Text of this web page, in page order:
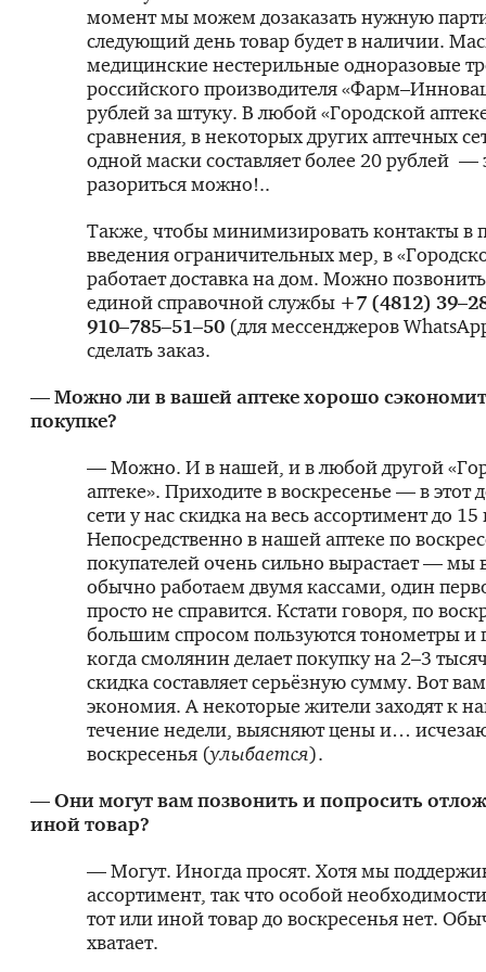
момент мы можем дозаказать нужную
следующий день товар будет в наличии.
медицинские нестерильные одноразовые
российского производителя
рублей за штуку. В любой «Городской
сравнения, в некоторых других аптечных
одной маски составляет более 20 рублей —
разориться можно!..
Также, чтобы минимизировать контакты в
введения ограничительных мер, в
работает доставка на дом. Можно
единой справочной службы +7 (4812)
910–785–51–50 (для мессенджеров
сделать заказ.
— Можно ли в вашей аптеке хорошо
покупке?
— Можно. И в нашей, и в любой другой
аптеке». Приходите в воскресенье — в этот
сети у нас скидка на весь ассортимент до
Непосредственно в нашей аптеке по
покупателей очень сильно вырастает — мы
обычно работаем двумя кассами, один
просто не справится. Кстати говоря, по
большим спросом пользуются тонометры
когда смолянин делает покупку на 2–3
скидка составляет серьёзную сумму. Вот
экономия. А некоторые жители заходят к
течение недели, выясняют цены и…
воскресенья (улыбается).
— Они могут вам позвонить и попросить
иной товар?
— Могут. Иногда просят. Хотя мы
ассортимент, так что особой
тот или иной товар до воскресенья нет.
хватает.